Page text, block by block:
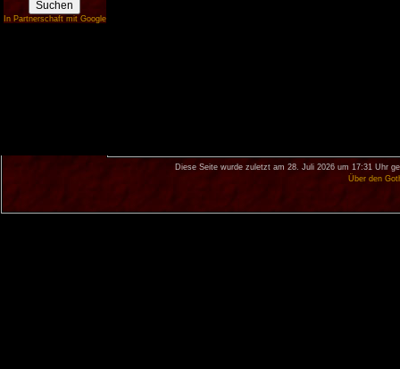
In Partnerschaft mit Google
Diese Seite wurde zuletzt am 28. Juli 2026 um 17:31 Uhr
Über den